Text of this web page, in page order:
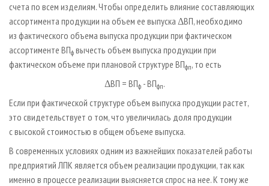
счета по всем изделиям. Чтобы определить влияние составляющих
ассортимента продукции на объем ее выпуска ΔВП, необходимо
из фактического объема выпуска продукции при фактическом
ассортименте ВПф вычесть объем выпуска продукции при
фактическом объеме при плановой структуре ВПфп, то есть
ΔВП = ВПф- ВПфп.
Если при фактической структуре объем выпуска продукции растет,
это свидетельствует о том, что увеличилась доля продукции
с высокой стоимостью в общем объеме выпуска.
В современных условиях одним из важнейших показателей работы
предприятий ЛПК является объем реализации продукции, так как
именно в процессе реализации выясняется спрос на нее. К тому же